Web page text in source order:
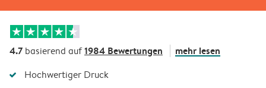
4.7 basierend auf1984 Bewertungen mehr lesen
Hochwertiger Druck